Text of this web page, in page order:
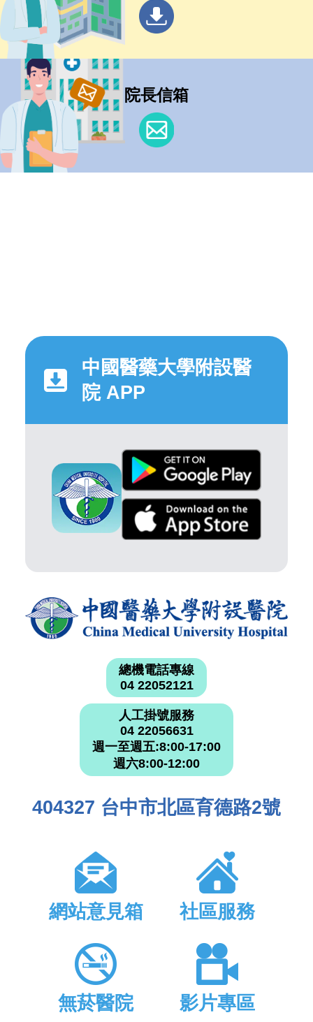
院長信箱
中國醫藥大學附設醫
院 APP
總機電話專線
04 22052121
人工掛號服務
04 22056631
週一至週五:8:00-17:00
週六8:00-12:00
404327 台中市北區育德路2號
網站意見箱 社區服務
無菸醫院 影片專區